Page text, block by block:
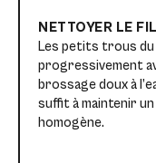
NETTOYER LE
Les petits trous
progressivement
brossage doux à
suffit à maintenir
homogène.